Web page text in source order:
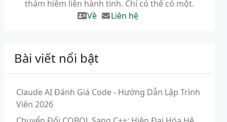
thám hiểm liên hành tinh. Chỉ có thể có một.
Về
Liên hệ
Bài viết nổi bật
Claude AI Đánh Giá Code - Hướng Dẫn Lập Trình
Viên 2026